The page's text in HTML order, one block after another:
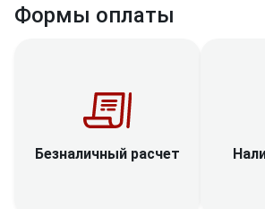
Формы оплаты
Безналичный расчет